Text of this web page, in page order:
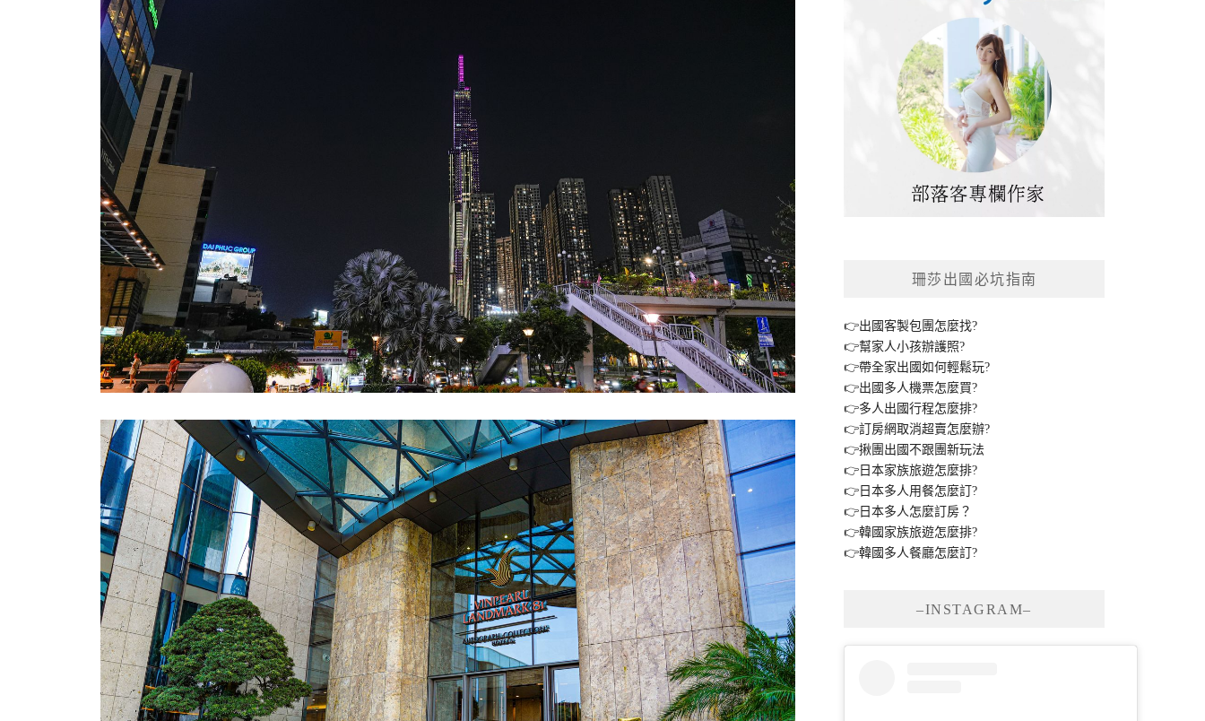
珊莎出國必坑指南
👉出國客製包團怎麼找?
👉幫家人小孩辦護照?
👉帶全家出國如何輕鬆玩?
👉出國多人機票怎麼買?
👉多人出國行程怎麼排?
👉訂房網取消超賣怎麼辦?
👉揪團出國不跟團新玩法
👉日本家族旅遊怎麼排?
👉日本多人用餐怎麼訂?
👉日本多人怎麼訂房？
👉韓國家族旅遊怎麼排?
👉韓國多人餐廳怎麼訂?
–INSTAGRAM–